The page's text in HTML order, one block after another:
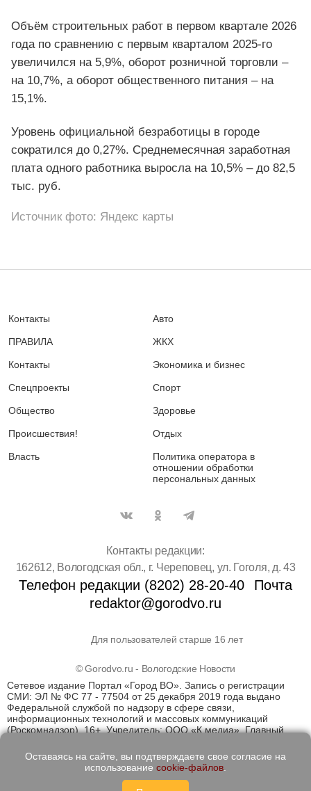
Объём строительных работ в первом квартале 2026
года по сравнению с первым кварталом 2025-го
увеличился на 5,9%, оборот розничной торговли –
на 10,7%, а оборот общественного питания – на
15,1%.
Уровень официальной безработицы в городе
сократился до 0,27%. Среднемесячная заработная
плата одного работника выросла на 10,5% – до 82,5
тыс. руб.
Источник фото: Яндекс карты
Контакты
ПРАВИЛА
Контакты
Спецпроекты
Общество
Происшествия!
Власть
Авто
ЖКХ
Экономика и бизнес
Спорт
Здоровье
Отдых
Политика оператора в
отношении обработки
персональных данных
Контакты редакции:
162612, Вологодская обл., г. Череповец, ул. Гоголя, д. 43
Телефон редакции (8202) 28-20-40
Почта
redaktor@gorodvo.ru
Для пользователей старше 16 лет
© Gorodvo.ru - Вологодские Новости
Сетевое издание Портал «Город ВО». Запись о регистрации
СМИ: ЭЛ № ФС 77 - 77504 от 25 декабря 2019 года выдано
Федеральной службой по надзору в сфере связи,
информационных технологий и массовых коммуникаций
(Роскомнадзор). 16+. Учредитель: ООО «К медиа». Главный
применяются рекомендательные технологии (информационные
технологии предоставления информации на основе сбора,
систематизации и анализа сведений, относящихся к
предпочтениям пользователей сети "Интернет", находящихся
Оставаясь на сайте, вы подтверждаете свое согласие на
использование cookie-файлов